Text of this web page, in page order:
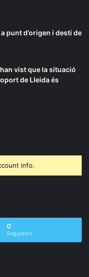
punt d’origen i destí de
vist que la situació
de Lleida és
info.
0
Seguidors